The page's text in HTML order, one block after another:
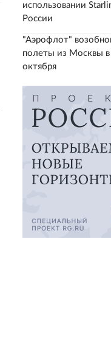
использовании
России
"Аэрофлот"
полеты из Москвы
октября